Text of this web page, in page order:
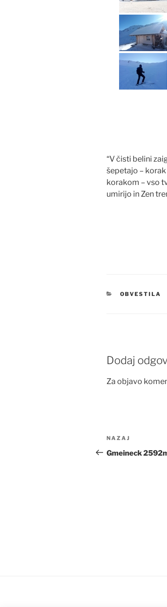
“V čisti belini
šepetajo –
korakom – vso
umirijo in Zen
KATEGORIJE
OBVESTILA
Dodaj
Za objavo
Navigacija
prispevka
Prejšnji
prispevek
NAZAJ
Gmeineck